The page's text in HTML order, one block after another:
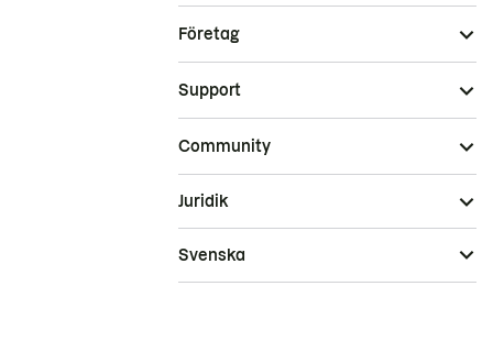
Företag
Support
Community
Juridik
Svenska